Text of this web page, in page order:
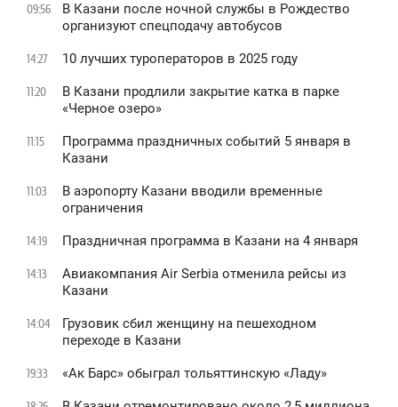
09:56
В Казани после ночной службы в Рождество
организуют спецподачу автобусов
14:27 10 лучших туроператоров в 2025 году
11:20
В Казани продлили закрытие катка в парке
«Черное озеро»
11:15
Программа праздничных событий 5 января в
Казани
11:03
В аэропорту Казани вводили временные
ограничения
14:19 Праздничная программа в Казани на 4 января
14:13
Авиакомпания Air Serbia отменила рейсы из
Казани
14:04
Грузовик сбил женщину на пешеходном
переходе в Казани
19:33 «Ак Барс» обыграл тольяттинскую «Ладу»